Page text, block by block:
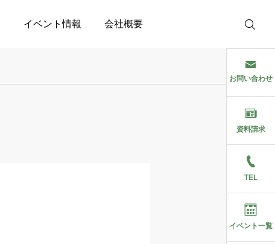
イベント情報 会社概要
お問い合わせ
資料請求
TEL
イベント一覧